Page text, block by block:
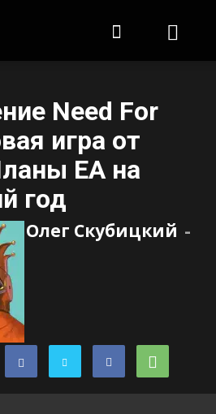
Need For
игра от
EA на
год
Олег Скубицкий -